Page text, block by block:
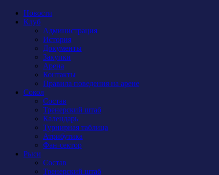
Новости
Клуб
Администрация
История
Документы
Закупки
Арена
Контакты
Правила поведения на арене
Сокол
Состав
Тренерский штаб
Календарь
Турнирная таблица
Атрибутика
Фан-сектор
Рыси
Состав
Тренерский штаб